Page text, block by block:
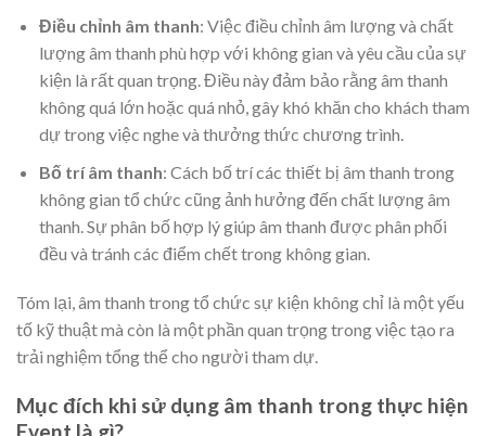
Điều chỉnh âm thanh: Việc điều chỉnh âm lượng và chất
lượng âm thanh phù hợp với không gian và yêu cầu của sự
kiện là rất quan trọng. Điều này đảm bảo rằng âm thanh
không quá lớn hoặc quá nhỏ, gây khó khăn cho khách tham
dự trong việc nghe và thưởng thức chương trình.
Bố trí âm thanh: Cách bố trí các thiết bị âm thanh trong
không gian tổ chức cũng ảnh hưởng đến chất lượng âm
thanh. Sự phân bố hợp lý giúp âm thanh được phân phối
đều và tránh các điểm chết trong không gian.
Tóm lại, âm thanh trong tổ chức sự kiện không chỉ là một yếu
tố kỹ thuật mà còn là một phần quan trọng trong việc tạo ra
trải nghiệm tổng thể cho người tham dự.
Mục đích khi sử dụng âm thanh trong thực hiện